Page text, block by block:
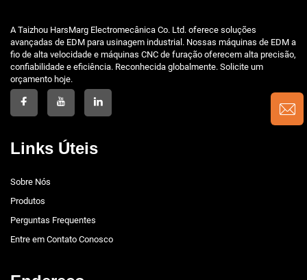
A Taizhou HarsMarg Electromecânica Co. Ltd. oferece soluções
avançadas de EDM para usinagem industrial. Nossas máquinas de EDM a
fio de alta velocidade e máquinas CNC de furação oferecem alta precisão,
confiabilidade e eficiência. Reconhecida globalmente. Solicite um
orçamento hoje.
Links Úteis
Sobre Nós
Produtos
Perguntas Frequentes
Entre em Contato Conosco